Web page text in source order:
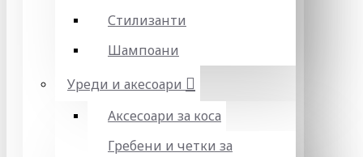
Стилизанти
Шампоани
Уреди и акесоари
Аксесоари за коса
Гребени и четки за